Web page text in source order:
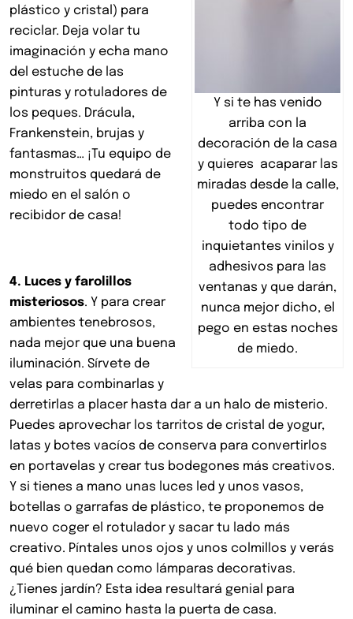
Y si te has venido
arriba con la
decoración de la casa
y quieres acaparar las
miradas desde la calle,
puedes encontrar
todo tipo de
inquietantes vinilos y
adhesivos para las
ventanas y que darán,
nunca mejor dicho, el
pego en estas noches
de miedo.
plástico y cristal) para
reciclar. Deja volar tu
imaginación y echa mano
del estuche de las
pinturas y rotuladores de
los peques. Drácula,
Frankenstein, brujas y
fantasmas… ¡Tu equipo de
monstruitos quedará de
miedo en el salón o
recibidor de casa!
4. Luces y farolillos
misteriosos. Y para crear
ambientes tenebrosos,
nada mejor que una buena
iluminación. Sírvete de
velas para combinarlas y
derretirlas a placer hasta dar a un halo de misterio.
Puedes aprovechar los tarritos de cristal de yogur,
latas y botes vacíos de conserva para convertirlos
en portavelas y crear tus bodegones más creativos.
Y si tienes a mano unas luces led y unos vasos,
botellas o garrafas de plástico, te proponemos de
nuevo coger el rotulador y sacar tu lado más
creativo. Píntales unos ojos y unos colmillos y verás
qué bien quedan como lámparas decorativas.
¿Tienes jardín? Esta idea resultará genial para
iluminar el camino hasta la puerta de casa.